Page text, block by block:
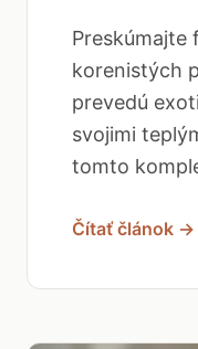
Preskúmajte
korenistých
prevedú
svojimi
tomto
Čítať článok →